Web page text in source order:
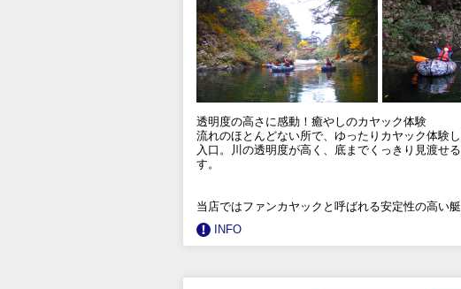
透明度の高さに感動！癒やしのカヤック体験
流れのほとんどない所で、ゆったりカヤック体験
入口。川の透明度が高く、底までくっきり見渡せ
す。
当店ではファンカヤックと呼ばれる安定性の高い
INFO